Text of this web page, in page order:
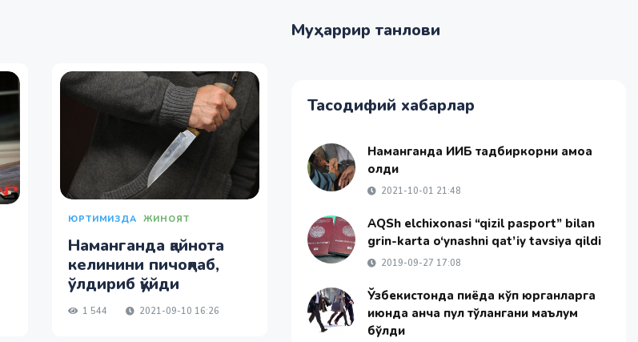
ЮРТИМИЗДА ЖИНОЯТ
Наманганда қайнота
келинини пичоқлаб,
ўлдириб қўйди
1 544 2021-09-10 16:26
Муҳаррир танлови
Тасодифий хабарлар
Наманганда ИИБ тадбиркорни қамоққа
олди
2021-10-01 21:48
AQSh elchixonasi “qizil pasport” bilan
grin-karta o‘ynashni qat’iy tavsiya qildi
2019-09-27 17:08
Ўзбекистонда пиёда кўп юрганларга
июнда қанча пул тўлангани маълум
бўлди